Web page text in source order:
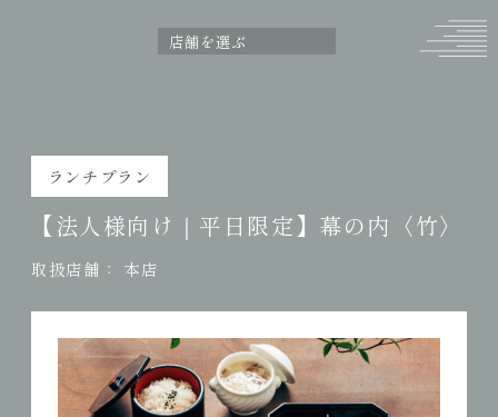
ランチプラン
【法人様向け｜平日限定】幕の内〈竹〉
取扱店舗： 本店